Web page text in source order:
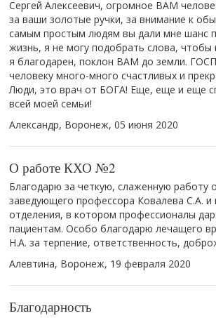
Сергей Алексеевич, огромное ВАМ
за ваши золотые ручки, за внимание к
самым простым людям вы дали мне шанс
жизнь, я не могу подобрать слова,
я благодарен, поклон ВАМ до земли.
человеку много-много счастливых и
Люди, это врач от БОГА! Еще, еще и еще
всей моей семьи!
Александр, Воронеж, 05 июня 2020
О работе КХО №2
Благодарю за четкую, слаженную работу
заведующего профессора Ковалева С.А. и
отделения, в котором профессионалы
пациентам. Особо благодарю лечащего
Н.А. за терпение, ответственность,
Алевтина, Воронеж, 19 февраля 2020
Благодарность